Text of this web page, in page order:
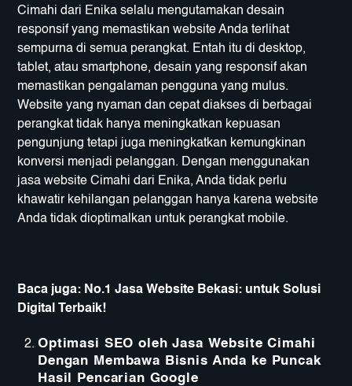
Cimahi dari Enika selalu mengutamakan desain
responsif yang memastikan website Anda terlihat
sempurna di semua perangkat. Entah itu di desktop,
tablet, atau smartphone, desain yang responsif akan
memastikan pengalaman pengguna yang mulus.
Website yang nyaman dan cepat diakses di berbagai
perangkat tidak hanya meningkatkan kepuasan
pengunjung tetapi juga meningkatkan kemungkinan
konversi menjadi pelanggan. Dengan menggunakan
jasa website Cimahi dari Enika, Anda tidak perlu
khawatir kehilangan pelanggan hanya karena website
Anda tidak dioptimalkan untuk perangkat mobile.
Baca juga: No.1 Jasa Website Bekasi: untuk Solusi
Digital Terbaik!
Optimasi SEO oleh Jasa Website Cimahi
Dengan Membawa Bisnis Anda ke Puncak
Hasil Pencarian Google